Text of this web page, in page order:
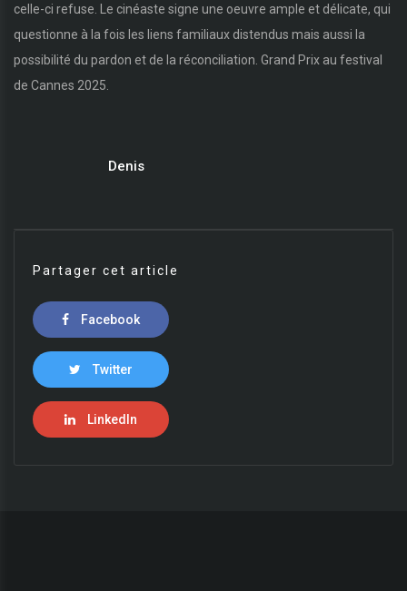
celle-ci refuse. Le cinéaste signe une oeuvre ample et délicate, qui
questionne à la fois les liens familiaux distendus mais aussi la
possibilité du pardon et de la réconciliation. Grand Prix au festival
de Cannes 2025.
Denis
Partager cet article
Facebook
Twitter
LinkedIn